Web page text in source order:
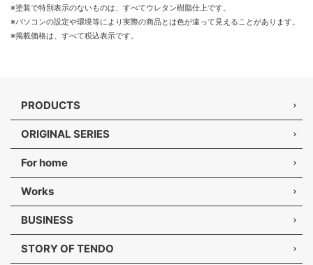
※塗装で特別表示のないものは、すべてウレタン樹脂仕上です。
※パソコンの設定や環境等により実際の商品とは色が違って見えることがあります。
※掲載価格は、すべて税込表示です。
PRODUCTS
ORIGINAL SERIES
For home
Works
BUSINESS
STORY OF TENDO